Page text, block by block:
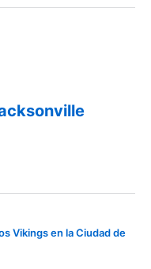
Vikings en la Ciudad de